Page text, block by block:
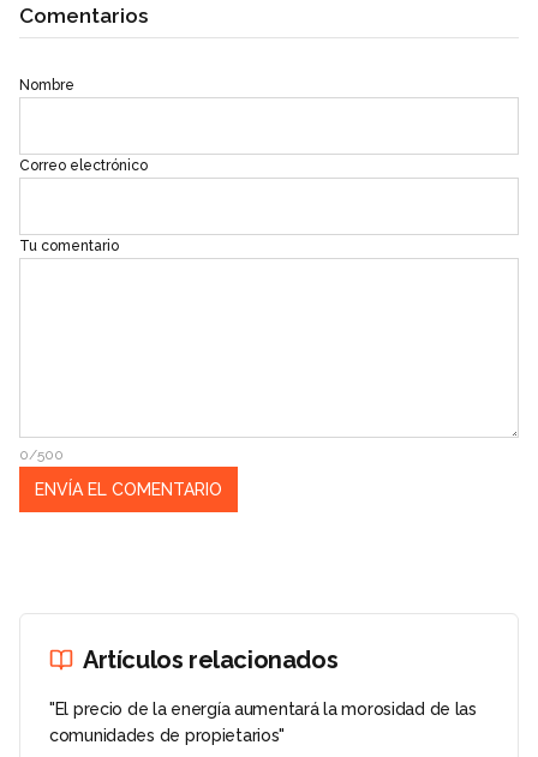
Comentarios
Nombre
Correo electrónico
Tu comentario
0/500
Artículos relacionados
"El precio de la energía aumentará la morosidad de las
comunidades de propietarios"